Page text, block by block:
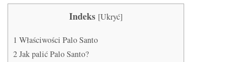
Indeks [Ukryć]
1 Właściwości Palo Santo
2Jak palić Palo Santo?